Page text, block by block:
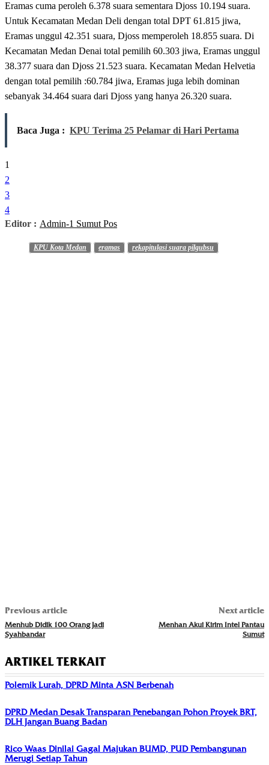
Eramas cuma peroleh 6.378 suara sementara Djoss 10.194 suara.
Untuk Kecamatan Medan Deli dengan total DPT 61.815 jiwa,
Eramas unggul 42.351 suara, Djoss memperoleh 18.855 suara. Di
Kecamatan Medan Denai total pemilih 60.303 jiwa, Eramas unggul
38.377 suara dan Djoss 21.523 suara. Kecamatan Medan Helvetia
dengan total pemilih :60.784 jiwa, Eramas juga lebih dominan
sebanyak 34.464 suara dari Djoss yang hanya 26.320 suara.
Baca Juga : KPU Terima 25 Pelamar di Hari Pertama
1
2
3
4
Editor : Admin-1 Sumut Pos
KPU Kota Medan eramas rekapitulasi suara pilgubsu
Previous article
Menhub Didik 100 Orang Jadi
Syahbandar
Next article
Menhan Akui Kirim Intel Pantau
Sumut
ARTIKEL TERKAIT
Polemik Lurah, DPRD Minta ASN Berbenah
DPRD Medan Desak Transparan Penebangan Pohon Proyek BRT,
DLH Jangan Buang Badan
Rico Waas Dinilai Gagal Majukan BUMD, PUD Pembangunan
Merugi Setiap Tahun